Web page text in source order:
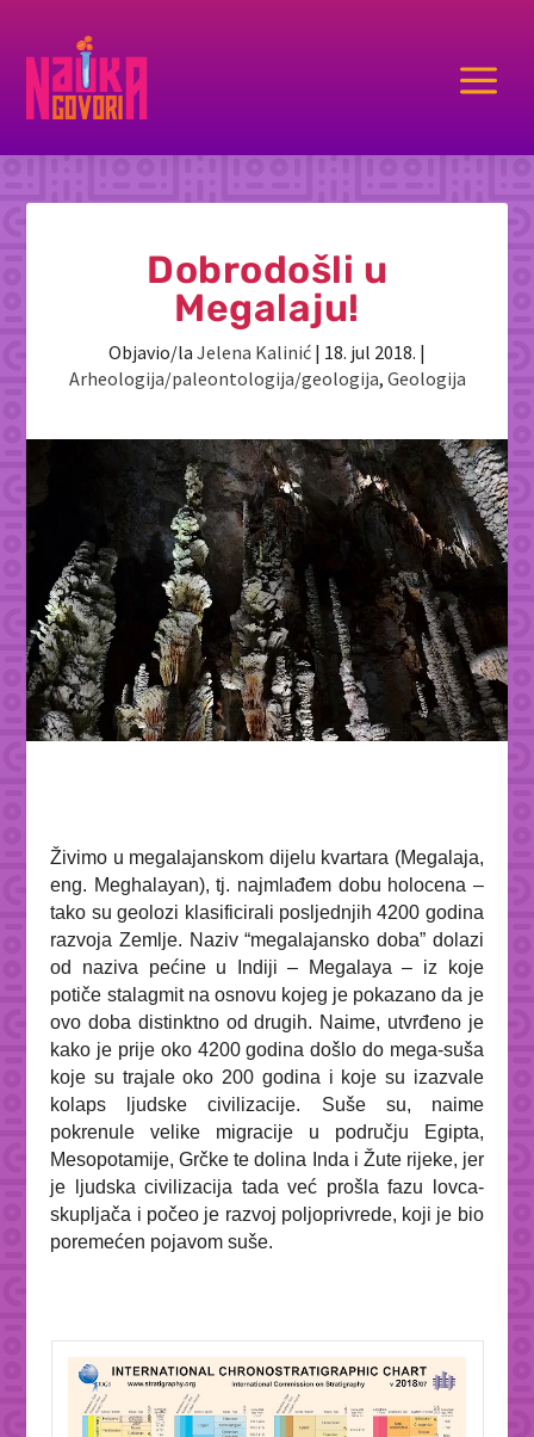
a
Dobrodošli u
Megalaju!
Objavio/la Jelena Kalinić | 18. jul 2018. |
Arheologija/paleontologija/geologija, Geologija
Živimo u megalajanskom dijelu kvartara (Megalaja,
eng. Meghalayan), tj. najmlađem dobu holocena –
tako su geolozi klasificirali posljednjih 4200 godina
razvoja Zemlje. Naziv “megalajansko doba” dolazi
od naziva pećine u Indiji – Megalaya – iz koje
potiče stalagmit na osnovu kojeg je pokazano da je
ovo doba distinktno od drugih. Naime, utvrđeno je
kako je prije oko 4200 godina došlo do mega-suša
koje su trajale oko 200 godina i koje su izazvale
kolaps ljudske civilizacije. Suše su, naime
pokrenule velike migracije u području Egipta,
Mesopotamije, Grčke te dolina Inda i Žute rijeke, jer
je ljudska civilizacija tada već prošla fazu lovca-
skupljača i počeo je razvoj poljoprivrede, koji je bio
poremećen pojavom suše.